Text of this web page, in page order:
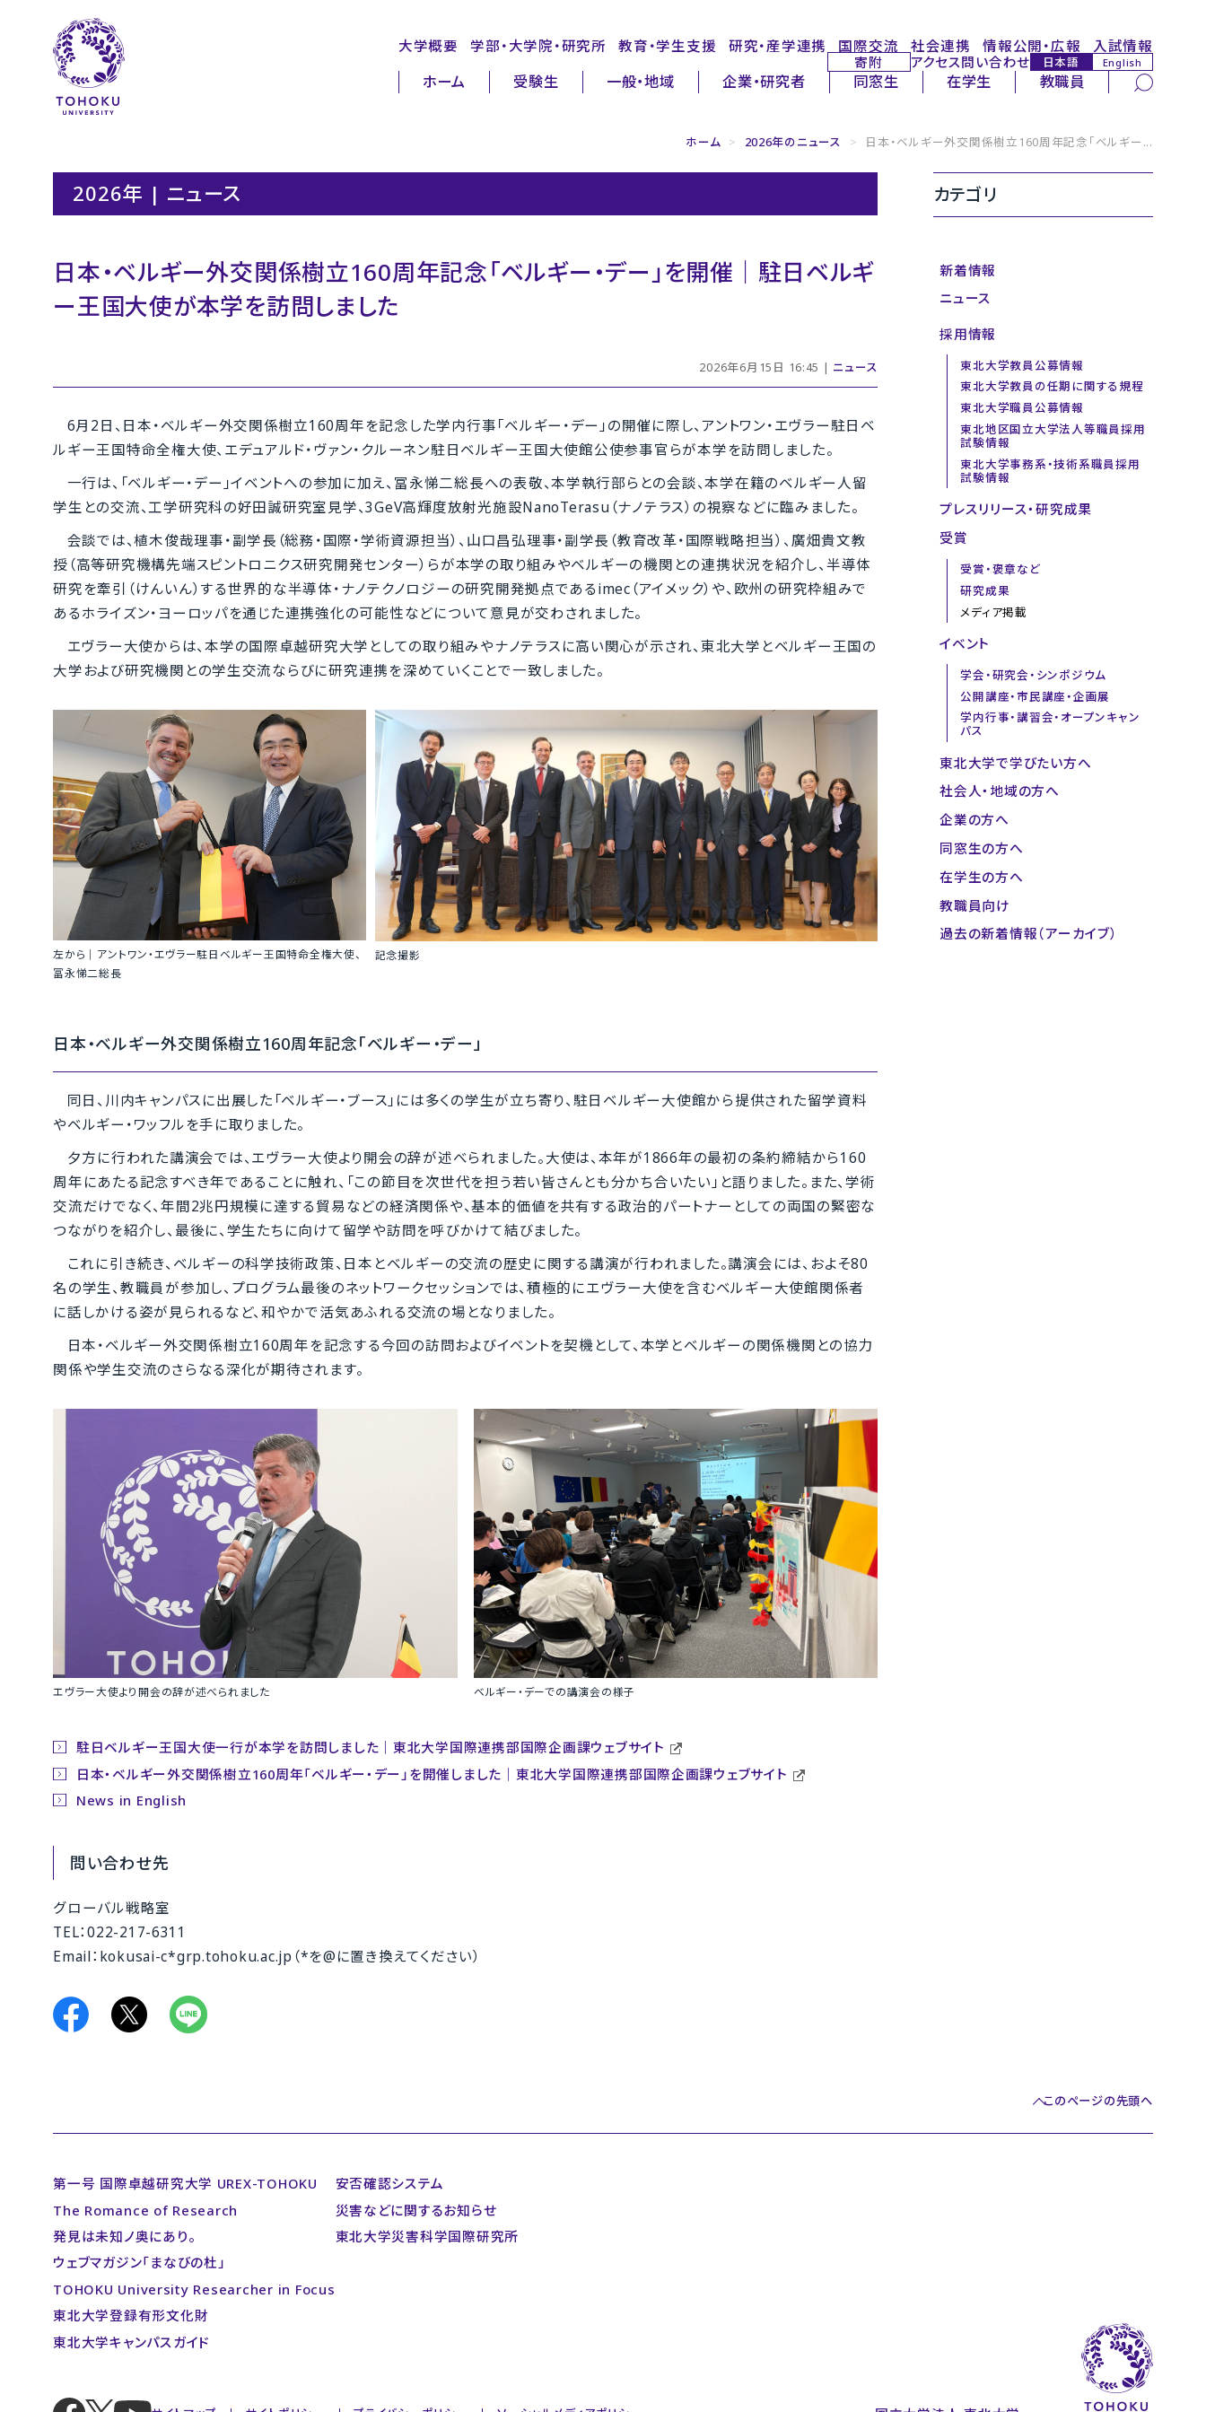
大学概要 学部・大学院・研究所 教育・学生支援 研究・産学連携 国際交流 社会連携 情報公開・広報 入試情報
寄附 アクセス問い合わせ 日本語 English
ホーム 受験生 一般・地域 企業・研究者 同窓生 在学生 教職員
ホーム > 2026年のニュース > 日本・ベルギー外交関係樹立160周年記念「ベルギー...
2026年 | ニュース
日本・ベルギー外交関係樹立160周年記念「ベルギー・デー」を開催｜駐日ベルギ
ー王国大使が本学を訪問しました
2026年6月15日 16:45 | ニュース
6月2日、日本・ベルギー外交関係樹立160周年を記念した学内行事「ベルギー・デー」の開催に際し、アントワン・エヴラー駐日ベ
ルギー王国特命全権大使、エデュアルド・ヴァン・クルーネン駐日ベルギー王国大使館公使参事官らが本学を訪問しました。
一行は、「ベルギー・デー」イベントへの参加に加え、冨永悌二総長への表敬、本学執行部らとの会談、本学在籍のベルギー人留
学生との交流、工学研究科の好田誠研究室見学、3GeV高輝度放射光施設NanoTerasu（ナノテラス）の視察などに臨みました。
会談では、植木俊哉理事・副学長（総務・国際・学術資源担当）、山口昌弘理事・副学長（教育改革・国際戦略担当）、廣畑貴文教
授（高等研究機構先端スピントロニクス研究開発センター）らが本学の取り組みやベルギーの機関との連携状況を紹介し、半導体
研究を牽引（けんいん）する世界的な半導体・ナノテクノロジーの研究開発拠点であるimec（アイメック）や、欧州の研究枠組みで
あるホライズン・ヨーロッパを通じた連携強化の可能性などについて意見が交わされました。
エヴラー大使からは、本学の国際卓越研究大学としての取り組みやナノテラスに高い関心が示され、東北大学とベルギー王国の
大学および研究機関との学生交流ならびに研究連携を深めていくことで一致しました。
左から｜アントワン・エヴラー駐日ベルギー王国特命全権大使、
冨永悌二総長
記念撮影
日本・ベルギー外交関係樹立160周年記念「ベルギー・デー」
同日、川内キャンパスに出展した「ベルギー・ブース」には多くの学生が立ち寄り、駐日ベルギー大使館から提供された留学資料
やベルギー・ワッフルを手に取りました。
夕方に行われた講演会では、エヴラー大使より開会の辞が述べられました。大使は、本年が1866年の最初の条約締結から160
周年にあたる記念すべき年であることに触れ、「この節目を次世代を担う若い皆さんとも分かち合いたい」と語りました。また、学術
交流だけでなく、年間2兆円規模に達する貿易などの経済関係や、基本的価値を共有する政治的パートナーとしての両国の緊密な
つながりを紹介し、最後に、学生たちに向けて留学や訪問を呼びかけて結びました。
これに引き続き、ベルギーの科学技術政策、日本とベルギーの交流の歴史に関する講演が行われました。講演会には、およそ80
名の学生、教職員が参加し、プログラム最後のネットワークセッションでは、積極的にエヴラー大使を含むベルギー大使館関係者
に話しかける姿が見られるなど、和やかで活気あふれる交流の場となりました。
日本・ベルギー外交関係樹立160周年を記念する今回の訪問およびイベントを契機として、本学とベルギーの関係機関との協力
関係や学生交流のさらなる深化が期待されます。
エヴラー大使より開会の辞が述べられました ベルギー・デーでの講演会の様子
駐日ベルギー王国大使一行が本学を訪問しました｜東北大学国際連携部国際企画課ウェブサイト
日本・ベルギー外交関係樹立160周年「ベルギー・デー」を開催しました｜東北大学国際連携部国際企画課ウェブサイト
News in English
問い合わせ先
グローバル戦略室
TEL：022-217-6311
Email：kokusai-c*grp.tohoku.ac.jp（*を@に置き換えてください）
カテゴリ
新着情報
ニュース
採用情報
東北大学教員公募情報
東北大学教員の任期に関する規程
東北大学職員公募情報
東北地区国立大学法人等職員採用
試験情報
東北大学事務系・技術系職員採用
試験情報
プレスリリース・研究成果
受賞
受賞・褒章など
研究成果
メディア掲載
イベント
学会・研究会・シンポジウム
公開講座・市民講座・企画展
学内行事・講習会・オープンキャン
パス
東北大学で学びたい方へ
社会人・地域の方へ
企業の方へ
同窓生の方へ
在学生の方へ
教職員向け
過去の新着情報（アーカイブ）
このページの先頭へ
第一号 国際卓越研究大学 UREX-TOHOKU
The Romance of Research
発見は未知ノ奥にあり。
ウェブマガジン「まなびの杜」
TOHOKU University Researcher in Focus
東北大学登録有形文化財
東北大学キャンパスガイド
安否確認システム
災害などに関するお知らせ
東北大学災害科学国際研究所